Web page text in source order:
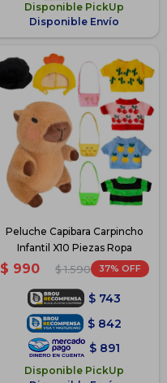
Disponible PickUp
Disponible Envío
Peluche Capibara Carpincho
Infantil X10 Piezas Ropa
$ 990 $ 1.590 37
$ 743
$ 842
$ 891
Disponible PickUp